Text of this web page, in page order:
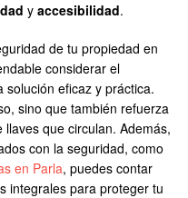
y accesibilidad.
de tu propiedad en
considerar el
eficaz y práctica.
sino que también refuerza
que circulan. Además,
con la seguridad, como
en Parla, puedes contar
integrales para proteger tu